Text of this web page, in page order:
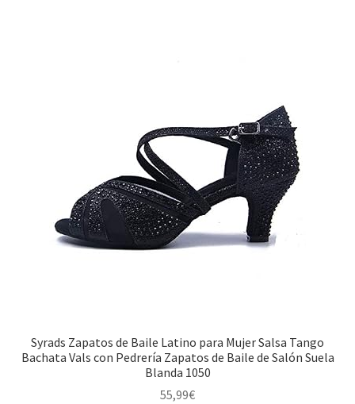
Syrads Zapatos de Baile Latino para Mujer Salsa Tango
Bachata Vals con Pedrería Zapatos de Baile de Salón Suela
Blanda 1050
55,99€